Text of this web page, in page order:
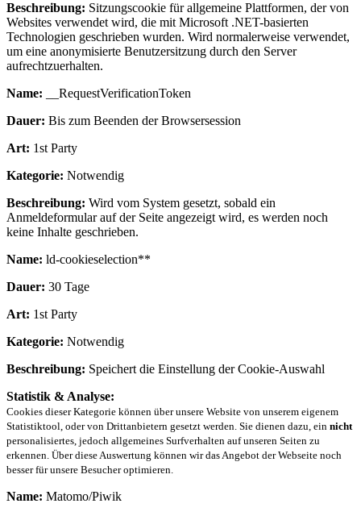
Beschreibung: Sitzungscookie für allgemeine Plattformen, der von
Websites verwendet wird, die mit Microsoft .NET-basierten
Technologien geschrieben wurden. Wird normalerweise verwendet,
um eine anonymisierte Benutzersitzung durch den Server
aufrechtzuerhalten.
Name: __RequestVerificationToken
Dauer: Bis zum Beenden der Browsersession
Art: 1st Party
Kategorie: Notwendig
Beschreibung: Wird vom System gesetzt, sobald ein
Anmeldeformular auf der Seite angezeigt wird, es werden noch
keine Inhalte geschrieben.
Name: ld-cookieselection**
Dauer: 30 Tage
Art: 1st Party
Kategorie: Notwendig
Beschreibung: Speichert die Einstellung der Cookie-Auswahl
Statistik & Analyse:
Cookies dieser Kategorie können über unsere Website von unserem eigenem
Statistiktool, oder von Drittanbietern gesetzt werden. Sie dienen dazu, ein nicht
personalisiertes, jedoch allgemeines Surfverhalten auf unseren Seiten zu
erkennen. Über diese Auswertung können wir das Angebot der Webseite noch
besser für unsere Besucher optimieren.
Name: Matomo/Piwik